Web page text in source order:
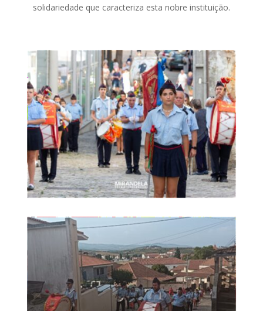
solidariedade que caracteriza esta nobre instituição.